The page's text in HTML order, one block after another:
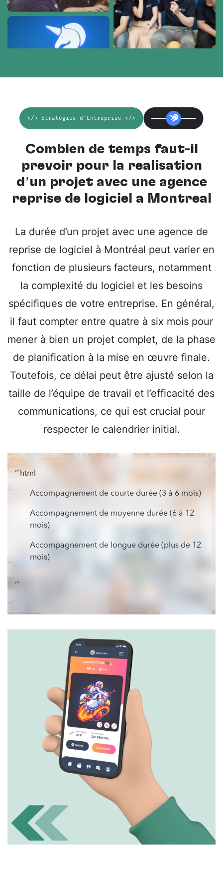
</> Stratégies d'Entreprise </>
Combien de temps faut-il
prévoir pour la réalisation
d’un projet avec une agence
reprise de logiciel à Montréal
La durée d’un projet avec une agence de
reprise de logiciel à Montréal peut varier en
fonction de plusieurs facteurs, notamment
la complexité du logiciel et les besoins
spécifiques de votre entreprise. En général,
il faut compter entre quatre à six mois pour
mener à bien un projet complet, de la phase
de planification à la mise en œuvre finale.
Toutefois, ce délai peut être ajusté selon la
taille de l’équipe de travail et l’efficacité des
communications, ce qui est crucial pour
respecter le calendrier initial.
“`html
Accompagnement de courte durée (3 à 6 mois)
Accompagnement de moyenne durée (6 à 12
mois)
Accompagnement de longue durée (plus de 12
mois)
“`